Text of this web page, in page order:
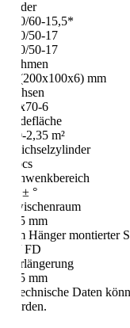
60-15,5*
50-17
50-17
mm
6
2,35 m²
mm
Hänger montierter
mm
Daten können